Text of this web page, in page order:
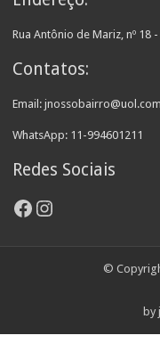
Rua Antônio de Mariz, nº 18
Contatos:
Email:
WhatsApp: 11-994601211
Redes Sociais
Facebook
Instagram
©
by